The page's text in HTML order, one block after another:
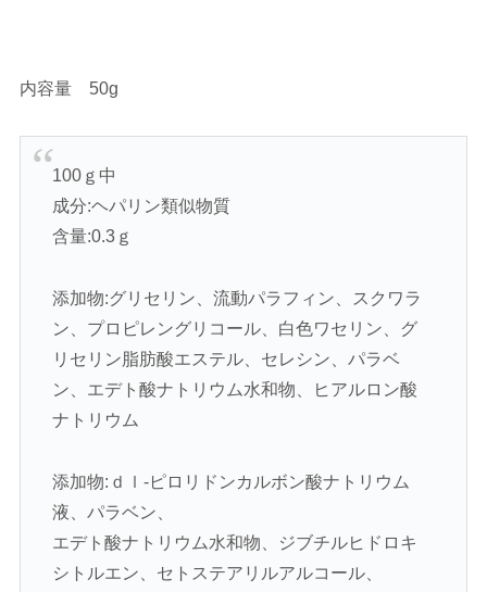
内容量 50g
100ｇ中
成分:ヘパリン類似物質
含量:0.3ｇ
添加物:グリセリン、流動パラフィン、スクワラ
ン、プロピレングリコール、白色ワセリン、グ
リセリン脂肪酸エステル、セレシン、パラベ
ン、エデト酸ナトリウム水和物、ヒアルロン酸
ナトリウム
添加物:ｄｌ-ピロリドンカルボン酸ナトリウム
液、パラベン、
エデト酸ナトリウム水和物、ジブチルヒドロキ
シトルエン、セトステアリルアルコール、